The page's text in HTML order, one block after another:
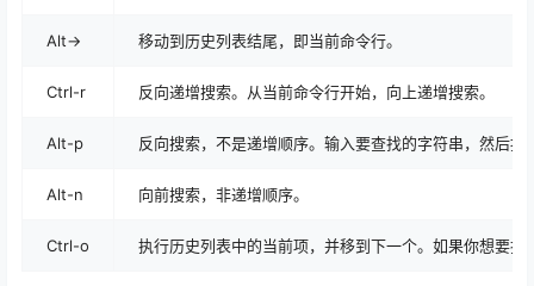
Alt-> 移动到历史列表结尾，即当前命令行。
Ctrl-r 反向递增搜索。从当前命令行开始，向上递增搜索。
Alt-p 反向搜索，不是递增顺序。输入要查找的字符串，然后
Alt-n 向前搜索，非递增顺序。
Ctrl-o 执行历史列表中的当前项，并移到下一个。如果你想要